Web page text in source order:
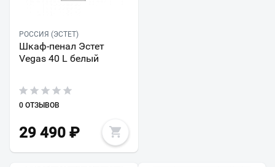
РОССИЯ (ЭСТЕТ)
Шкаф-пенал Эстет
Vegas 40 L белый
0 ОТЗЫВОВ
29 490 ₽